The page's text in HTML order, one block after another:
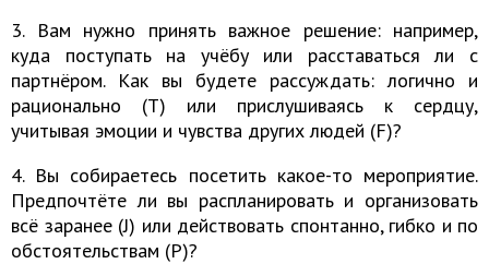
3. Вам нужно принять важное решение: например,
куда поступать на учёбу или расставаться ли с
партнёром. Как вы будете рассуждать: логично и
рационально (T) или прислушиваясь к сердцу,
учитывая эмоции и чувства других людей (F)?
4. Вы собираетесь посетить какое-то мероприятие.
Предпочтёте ли вы распланировать и организовать
всё заранее (J) или действовать спонтанно, гибко и по
обстоятельствам (P)?